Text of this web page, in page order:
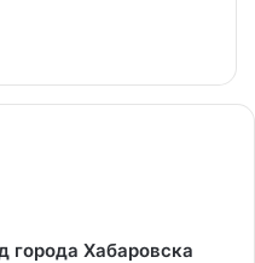
города Хабаровска